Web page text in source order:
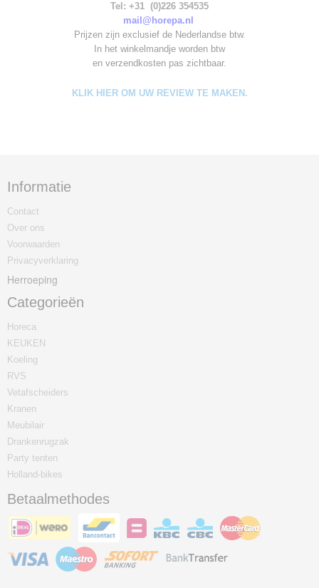
Tel: +31 (0)226 354535
mail@horepa.nl
Prijzen zijn exclusief de Nederlandse btw.
In het winkelmandje worden btw
en verzendkosten pas zichtbaar.
KLIK HIER OM UW REVIEW TE MAKEN.
Informatie
Contact
Over ons
Voorwaarden
Privacyverklaring
Herroeping
Categorieën
Horeca
KEUKEN
Koeling
RVS
Vetafscheiders
Kranen
Meubilair
Drankenrugzak
Party tenten
Holland-bikes
Betaalmethodes